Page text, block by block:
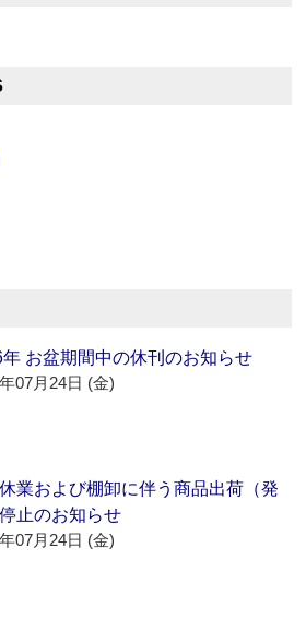
年 お盆期間中の休刊のお知らせ
07月24日 (金)
業および棚卸に伴う商品出荷（発
止のお知らせ
07月24日 (金)